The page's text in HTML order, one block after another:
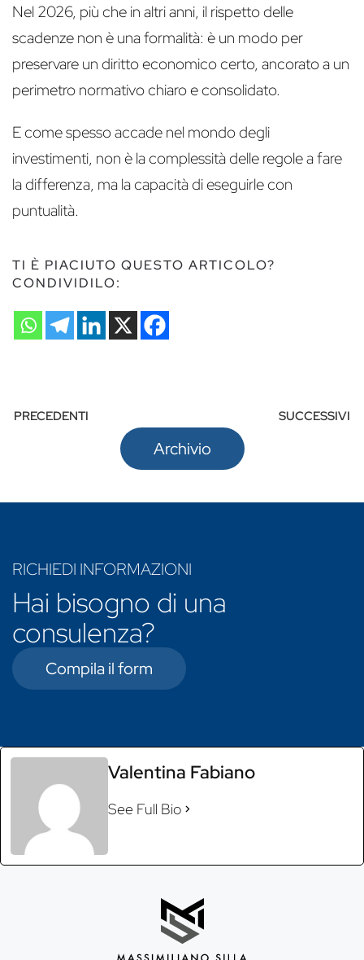
Nel 2026, più che in altri anni, il rispetto delle
scadenze non è una formalità: è un modo per
preservare un diritto economico certo, ancorato a un
perimetro normativo chiaro e consolidato.
E come spesso accade nel mondo degli
investimenti, non è la complessità delle regole a fare
la differenza, ma la capacità di eseguirle con
puntualità.
TI È PIACIUTO QUESTO ARTICOLO?
CONDIVIDILO:
PRECEDENTI SUCCESSIVI
Archivio
RICHIEDI INFORMAZIONI
Hai bisogno di una
consulenza?
Compila il form
Valentina Fabiano
See Full Bio